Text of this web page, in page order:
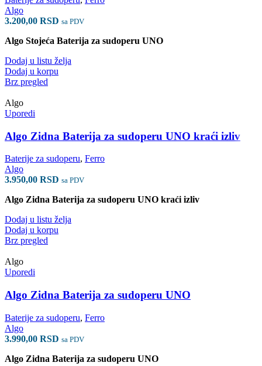
Algo
3.200,00 RSD sa PDV
Algo Stojeća Baterija za sudoperu UNO
Dodaj u listu želja
Dodaj u korpu
Brz pregled
Algo
Uporedi
Algo Zidna Baterija za sudoperu UNO kraći izliv
Baterije za sudoperu, Ferro
Algo
3.950,00 RSD sa PDV
Algo Zidna Baterija za sudoperu UNO kraći izliv
Dodaj u listu želja
Dodaj u korpu
Brz pregled
Algo
Uporedi
Algo Zidna Baterija za sudoperu UNO
Baterije za sudoperu, Ferro
Algo
3.990,00 RSD sa PDV
Algo Zidna Baterija za sudoperu UNO